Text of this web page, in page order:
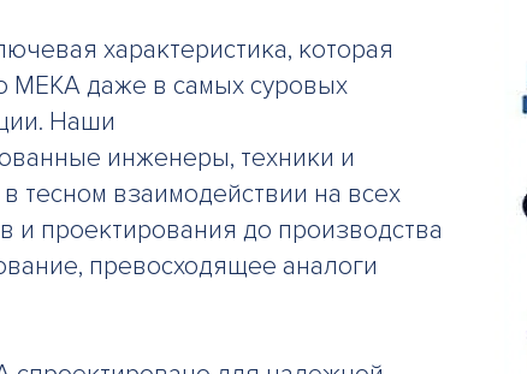
характеристика, которая
MEKA даже в самых суровых
Наши
инженеры, техники и
тесном взаимодействии на всех
и проектирования до производства
превосходящее аналоги